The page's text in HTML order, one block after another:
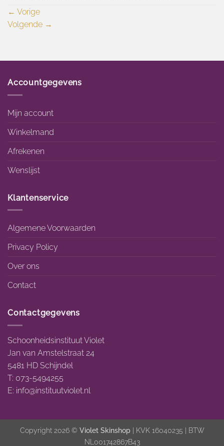
← Vorige
Volgende →
Accountgegevens
Mijn account
Winkelmand
Afrekenen
Wenslijst
Klantenservice
Algemene Voorwaarden
Privacy Policy
Over ons
Contact
Contactgegevens
Schoonheidsinstituut Violet
Jan van Amstelstraat 24
5481 HD Schijndel
T: 073-5494255
E: info@instituutviolet.nl
Copyright 2026 © Violet Skinshop | KVK 16040235 | BTW
NL001742867B43